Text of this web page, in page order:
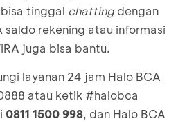
tinggal chattingdengan
saldo rekening atau informasi
juga bisa bantu.
layanan 24 jam Halo BCA
atau ketik #halobca
0811 1500 998, dan Halo BCA